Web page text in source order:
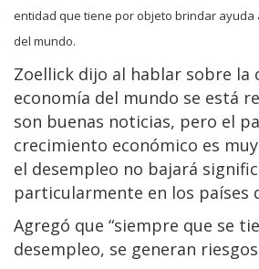
entidad que tiene por objeto brindar ayuda
del mundo.
Zoellick dijo al hablar sobre la
economía del mundo se está
son buenas noticias, pero el
crecimiento económico es
el desempleo no bajará
particularmente en los países
Agregó que “siempre que se
desempleo, se generan